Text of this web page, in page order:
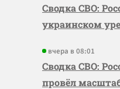
Сводка СВО:
украинском
вчера в 08:01
Сводка СВО:
провёл